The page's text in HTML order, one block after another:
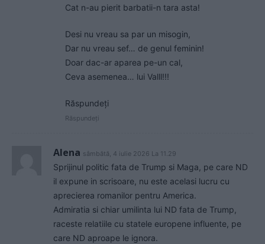
Cat n-au pierit barbatii-n tara asta!
Desi nu vreau sa par un misogin,
Dar nu vreau sef… de genul feminin!
Doar dac-ar aparea pe-un cal,
Ceva asemenea… lui Valll!!!
Răspundeți
Răspundeți
Alena sâmbătă, 4 iulie 2026 La 11.29
Sprijinul politic fata de Trump si Maga, pe care ND
il expune in scrisoare, nu este acelasi lucru cu
aprecierea romanilor pentru America.
Admiratia si chiar umilinta lui ND fata de Trump,
raceste relatiile cu statele europene influente, pe
care ND aproape le ignora.